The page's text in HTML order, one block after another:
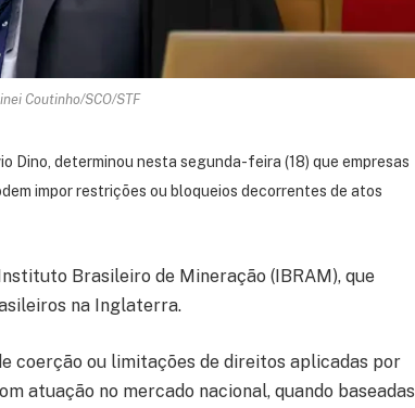
Coutinho/SCO/STF
Dino, determinou nesta segunda-feira (18) que empresas
impor restrições ou bloqueios decorrentes de atos
Brasileiro de Mineração (IBRAM), que
na Inglaterra.
coerção ou limitações de direitos aplicadas por
atuação no mercado nacional, quando baseadas